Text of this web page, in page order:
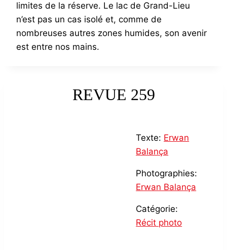
limites de la réserve. Le lac de Grand-Lieu
n’est pas un cas isolé et, comme de
nombreuses autres zones humides, son avenir
est entre nos mains.
REVUE 259
Texte: Erwan
Balança
Photographies:
Erwan Balança
Catégorie:
Récit photo